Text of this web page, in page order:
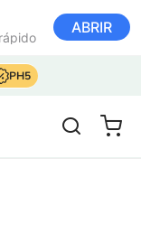
ABRIR
PH5
Carrito